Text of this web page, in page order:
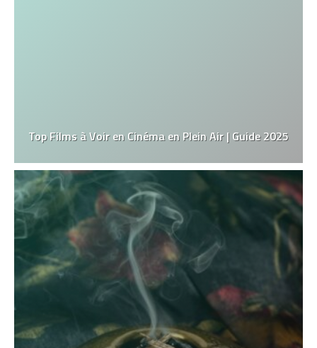
Top Films à Voir en Cinéma en Plein Air | Guide 2025